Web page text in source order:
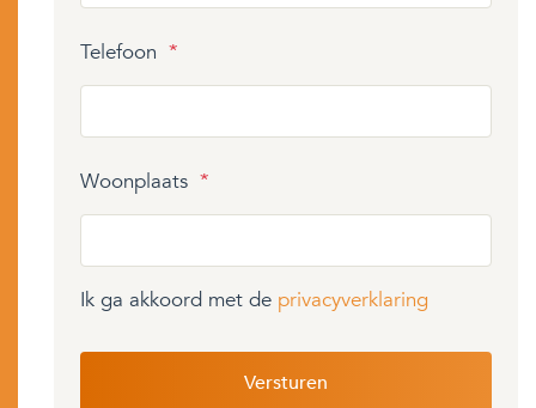
Telefoon *
Woonplaats *
Ik ga akkoord met de privacyverklaring